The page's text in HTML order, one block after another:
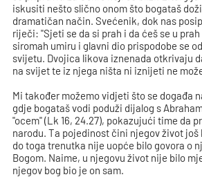
iskusiti nešto slično onom što bogataš
dramatičan način. Svećenik, dok nas
riječi: "Sjeti se da si prah i da ćeš se u
siromah umiru i glavni dio prispodobe se
svijetu. Dvojica likova iznenada otkrivaju
na svijet te iz njega ništa ni iznijeti ne
Mi također možemo vidjeti što se događa
gdje bogataš vodi poduži dijalog s
"ocem" (Lk 16, 24.27), pokazujući time da
narodu. Ta pojedinost čini njegov život
do toga trenutka nije uopće bilo govora o
Bogom. Naime, u njegovu život nije bilo
njegov bog bio je on sam.